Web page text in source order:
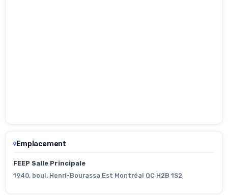
Emplacement
FEEP Salle Principale
1940, boul. Henri-Bourassa Est Montréal QC H2B 1S2